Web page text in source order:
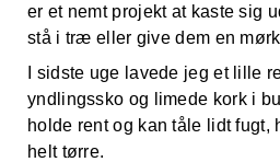
er et nemt projekt at kaste sig
stå i træ eller give dem en
I sidste uge lavede jeg et lille
yndlingssko og limede kork i
holde rent og kan tåle lidt fugt,
helt tørre.